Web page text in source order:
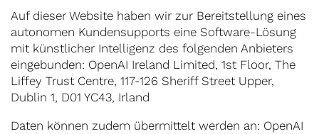
Auf dieser Website haben wir zur Bereitstellung eines
autonomen Kundensupports eine Software-Lösung
mit künstlicher Intelligenz des folgenden Anbieters
eingebunden: OpenAI Ireland Limited, 1st Floor, The
Liffey Trust Centre, 117-126 Sheriff Street Upper,
Dublin 1, D01 YC43, Irland
Daten können zudem übermittelt werden an: OpenAI